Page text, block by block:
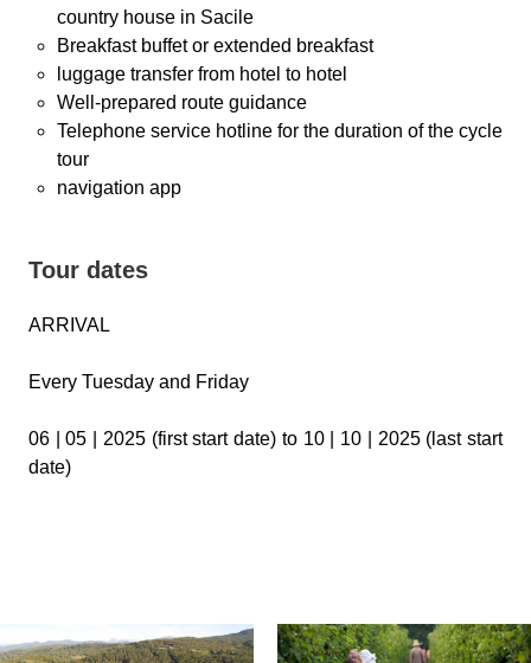
country house in Sacile
Breakfast buffet or extended breakfast
luggage transfer from hotel to hotel
Well-prepared route guidance
Telephone service hotline for the duration of the cycle
tour
navigation app
Tour dates
ARRIVAL
Every Tuesday and Friday
06 | 05 | 2025 (first start date) to 10 | 10 | 2025 (last start
date)